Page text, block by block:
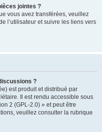
jointes ?
vous avez transférées, veuillez
l’utilisateur et suivre les liens vers
?
est produit et distribué par
Il est rendu accessible sous
2 (GPL-2.0) » et peut être
veuillez consulter la rubrique